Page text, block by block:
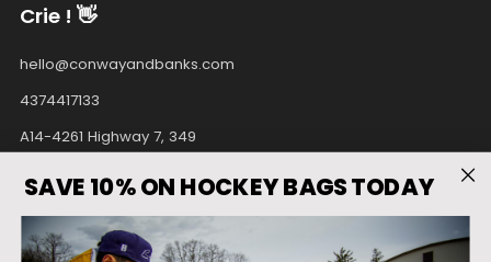
Crie ! 👋
hello@conwayandbanks.com
4374417133
A14-4261 Highway 7, 349
L3R9W6 Canada
FacebookInstagram
Pinterest
Tiktok
SAVE 10% ON HOCKEY BAGS TODAY